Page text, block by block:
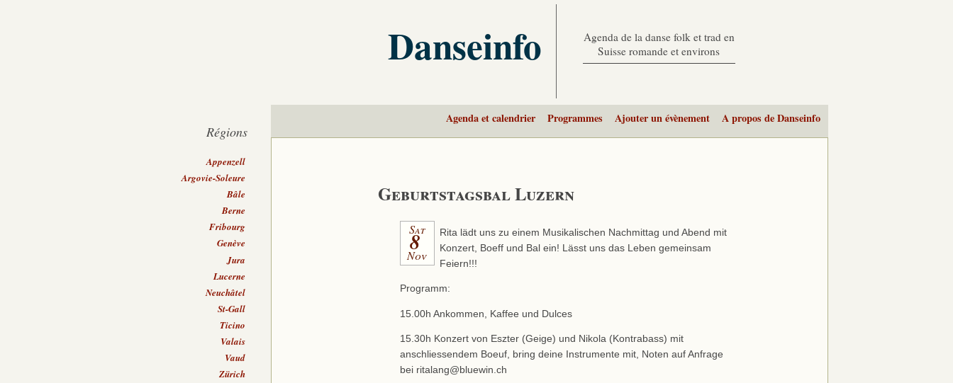
Danseinfo
Agenda de la danse folk et trad en
Suisse romande et environs
Agenda et calendrier Programmes Ajouter un évènement A propos de Danseinfo
Geburtstagsbal Luzern
Sat
8
Nov
Rita lädt uns zu einem Musikalischen Nachmittag und Abend mit
Konzert, Boeff und Bal ein! Lässt uns das Leben gemeinsam
Feiern!!!
Programm:
15.00h Ankommen, Kaffee und Dulces
15.30h Konzert von Eszter (Geige) und Nikola (Kontrabass) mit
anschliessendem Boeuf, bring deine Instrumente mit, Noten auf Anfrage
bei ritalang@bluewin.ch
Régions
Appenzell
Argovie-Soleure
Bâle
Berne
Fribourg
Genève
Jura
Lucerne
Neuchâtel
St-Gall
Ticino
Valais
Vaud
Zürich